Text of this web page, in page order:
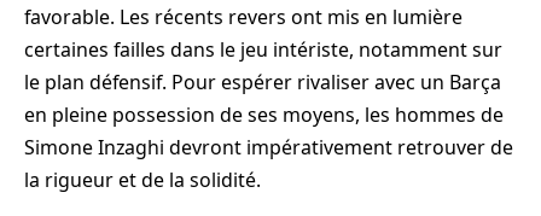
favorable. Les récents revers ont mis en lumière
certaines failles dans le jeu intériste, notamment sur
le plan défensif. Pour espérer rivaliser avec un Barça
en pleine possession de ses moyens, les hommes de
Simone Inzaghi devront impérativement retrouver de
la rigueur et de la solidité.